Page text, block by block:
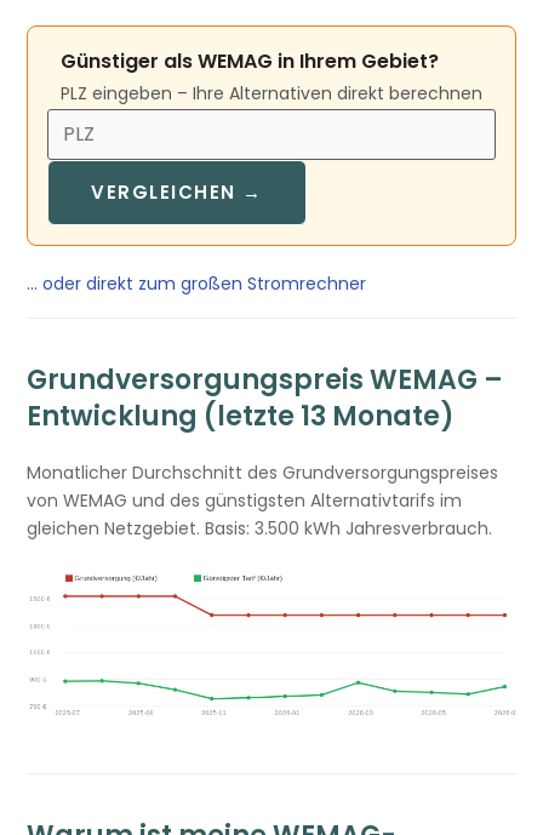
Günstiger als WEMAG in Ihrem Gebiet?
PLZ eingeben – Ihre Alternativen direkt berechnen
VERGLEICHEN →
… oder direkt zum großen Stromrechner
Grundversorgungspreis WEMAG –
Entwicklung (letzte 13 Monate)
Monatlicher Durchschnitt des Grundversorgungspreises
von WEMAG und des günstigsten Alternativtarifs im
gleichen Netzgebiet. Basis: 3.500 kWh Jahresverbrauch.